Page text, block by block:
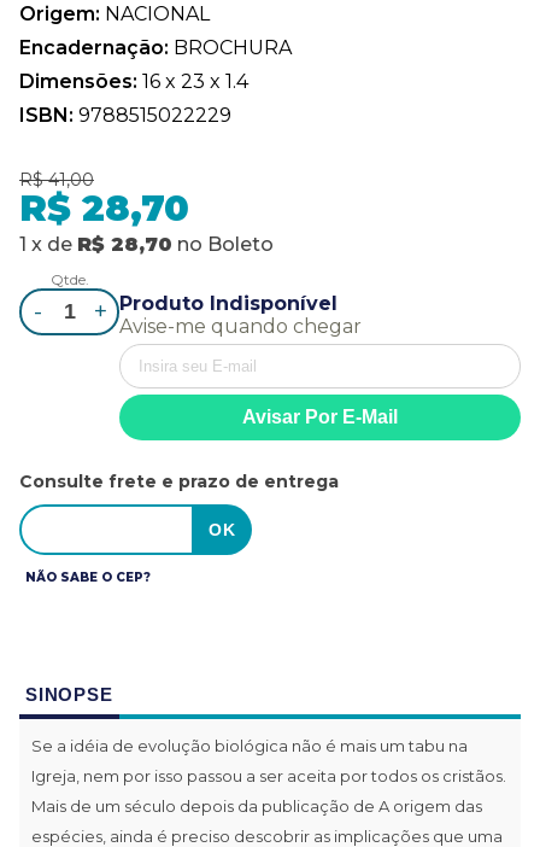
Origem: NACIONAL
Encadernação: BROCHURA
Dimensões: 16 x 23 x 1.4
ISBN: 9788515022229
R$ 41,00
R$ 28,70
1 x de R$ 28,70 no Boleto
Qtde.
- +
Produto Indisponível
Avise-me quando chegar
Consulte frete e prazo de entrega
NÃO SABE O CEP?
SINOPSE
Se a idéia de evolução biológica não é mais um tabu na
Igreja, nem por isso passou a ser aceita por todos os cristãos.
Mais de um século depois da publicação de A origem das
espécies, ainda é preciso descobrir as implicações que uma